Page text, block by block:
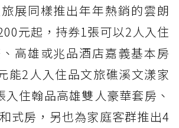
展同樣推出年年熱銷的雲朗
元起，持券1張可以2人入住
高雄或兆品酒店嘉義基本房
能2人入住品文旅礁溪文漾家
入住翰品高雄雙人豪華套房、
式房，另也為家庭客群推出4